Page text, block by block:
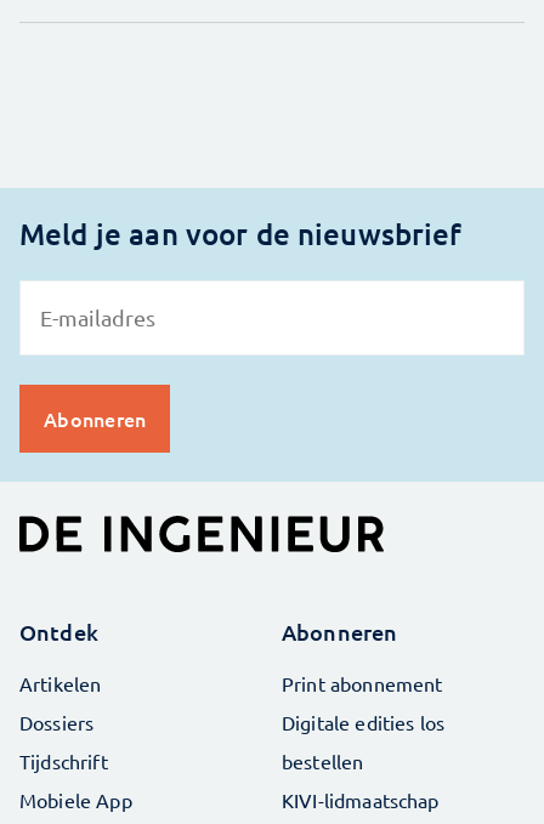
Meld je aan voor de nieuwsbrief
Ontdek
Artikelen
Dossiers
Tijdschrift
Mobiele App
Abonneren
Print abonnement
Digitale edities los
bestellen
KIVI-lidmaatschap